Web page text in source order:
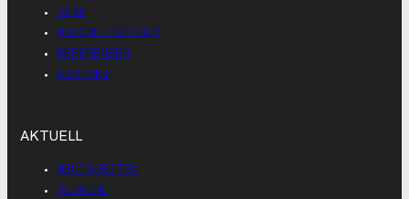
TEAM
UNSERE PARTNER
REFERENZEN
KONTAKT
AKTUELL
NEUIGKEITEN
TERMINE